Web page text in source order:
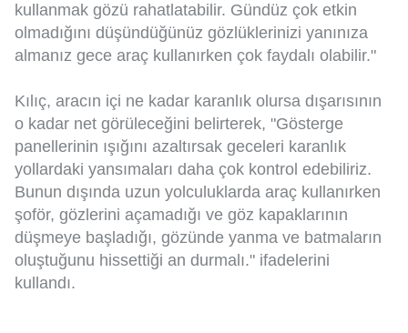
kullanmak gözü rahatlatabilir. Gündüz çok etkin
olmadığını düşündüğünüz gözlüklerinizi yanınıza
almanız gece araç kullanırken çok faydalı olabilir."
Kılıç, aracın içi ne kadar karanlık olursa dışarısının
o kadar net görüleceğini belirterek, "Gösterge
panellerinin ışığını azaltırsak geceleri karanlık
yollardaki yansımaları daha çok kontrol edebiliriz.
Bunun dışında uzun yolculuklarda araç kullanırken
şoför, gözlerini açamadığı ve göz kapaklarının
düşmeye başladığı, gözünde yanma ve batmaların
oluştuğunu hissettiği an durmalı." ifadelerini
kullandı.